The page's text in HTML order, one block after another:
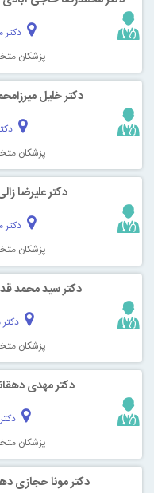
پزشکان
دکتر خلیل
پزشکان
دکتر علیرضا
پزشکان
دکتر سید محمد
پزشکان
دکتر مهدی
پزشکان
دکتر مونا حجازی